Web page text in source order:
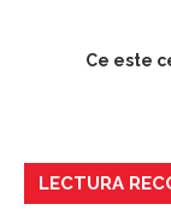
Ce este
LECTURA